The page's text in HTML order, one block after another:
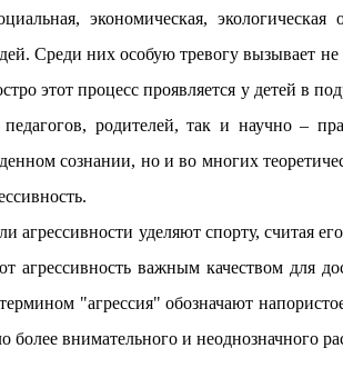
экономическая,
Среди них особую тревогу вызывает
этот процесс проявляется у детей в
педагогов, родителей, так и научно –
сознании, но и во многих
агрессивности уделяют спорту, считая
агрессивность важным качеством для
"агрессия" обозначают
более внимательного и неоднозначного